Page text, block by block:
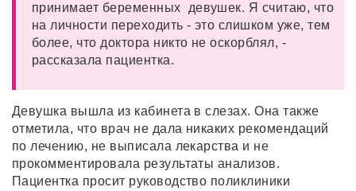
принимает беременных девушек. Я считаю, что
на личности переходить - это слишком уже, тем
более, что доктора никто не оскорблял, -
рассказала пациентка.
Девушка вышла из кабинета в слезах. Она также
отметила, что врач не дала никаких рекомендаций
по лечению, не выписала лекарства и не
прокомментировала результаты анализов.
Пациентка просит руководство поликлиники